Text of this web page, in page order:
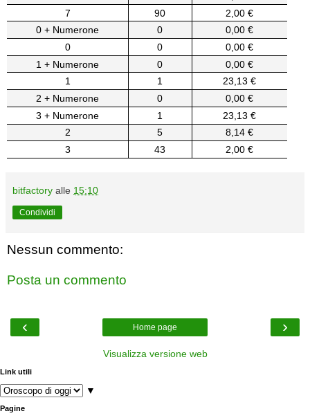
7
90
2,00 €
0 + Numerone
0
0,00 €
0
0
0,00 €
1 + Numerone
0
0,00 €
1
1
23,13 €
2 + Numerone
0
0,00 €
3 + Numerone
1
23,13 €
2
5
8,14 €
3
43 2,00 €
bitfactory alle 15:10
Condividi
Nessun commento:
Posta un commento
‹ ›
Home page
Visualizza versione web
Link utili
▼
Pagine